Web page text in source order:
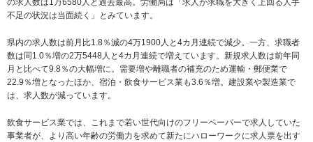
不足の状況は当面続く」とみています。
県内の求人数は前月比1.8％減の4万1900人と4カ月連続で減少。一方、求職者
数は同1.0％増の2万5448人と4カ月連続で増えています。新規求人数は前年同
月と比べて9.8％の大幅増に。需要増や離職者の補充のため運輸・郵便業で
22.9％増となったほか、宿泊・飲食サービス業も3.6％増。建設業や製造業で
は、求人数が減っています。
飲食サービス業では、これまで若い世代向けのフリーペーパーで求人していた
事業者が、より高い年齢の労働力を求めて新たにハローワークに求人票を出す